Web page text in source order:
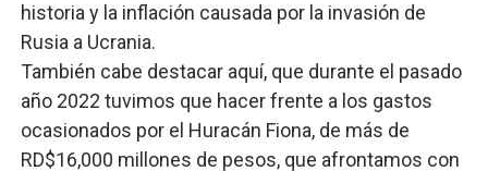
historia y la inflación causada por la invasión de
Rusia a Ucrania.
También cabe destacar aquí, que durante el pasado
año 2022 tuvimos que hacer frente a los gastos
ocasionados por el Huracán Fiona, de más de
RD$16,000 millones de pesos, que afrontamos con